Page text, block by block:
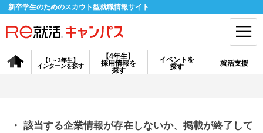
新卒学生のためのスカウト型就職情報サイト
【4年生】
採用情報を
探す
【1～3年生】
インターンを探す
イベントを
探す
就活支援
会員登録 ログイン
探す
・ 該当する企業情報が存在しないか、掲載が終了して